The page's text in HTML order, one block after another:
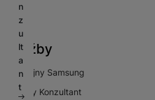
n
z
u
lt
a
n
t
GDPR
Služby
Prodejny Samsung
Galaxy Konzultant